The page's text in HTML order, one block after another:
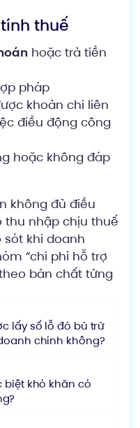
thuế
hoặc trả tiền
pháp
khoản chi liên
điều động công
hoặc không đáp
không đủ điều
thu nhập chịu thuế
sót khi doanh
“chi phí hỗ trợ
bản chất từng
lấy số lỗ đó bù trừ
chính không?
biệt khó khăn có